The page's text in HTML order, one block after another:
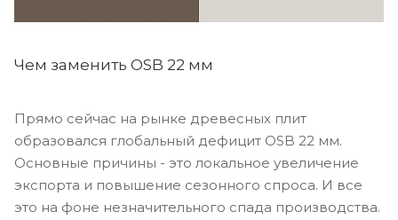
Чем заменить OSB 22 мм
Прямо сейчас на рынке древесных плит
образовался глобальный дефицит OSB 22 мм.
Основные причины - это локальное увеличение
экспорта и повышение сезонного спроса. И все
это на фоне незначительного спада производства.